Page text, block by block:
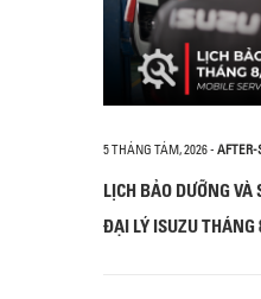
5 THÁNG TÁM, 2026- AFTER-
LỊCH BẢO DƯỠNG
ĐẠI LÝ ISUZU THÁNG